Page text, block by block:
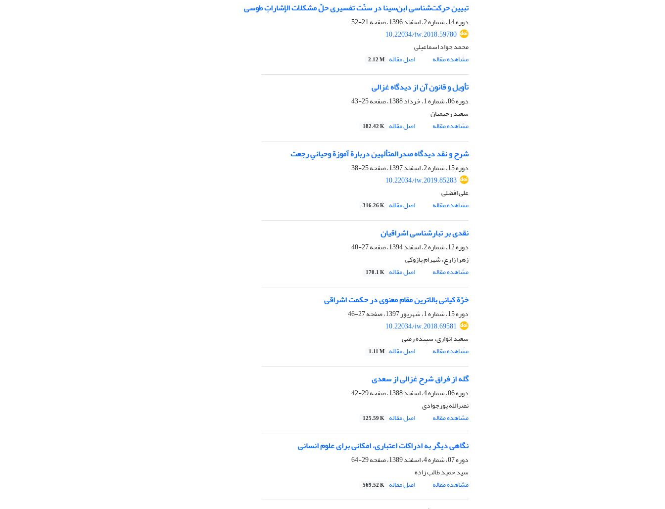
تبیین حرکت‌شناسی ابن‌سینا در سنّت تفسیری حلّ مشکلات الإشاراتِ طوسی
دوره 14، شماره 2، اسفند 1396، صفحه
21-52
10.22034/iw.2018.59780
محمد جواد اسماعیلی
مشاهده مقاله
اصل مقاله 2.12 M
تأویل و قانون آن از دیدگاه غزالی
دوره 06، شماره 1، خرداد 1388، صفحه
25-43
سعید رحیمیان
مشاهده مقاله
اصل مقاله 182.42 K
شرح و نقد دیدگاه صدرالمتألهین دربارة آموزة وحیانیِ رجعت
دوره 15، شماره 2، اسفند 1397، صفحه
25-38
10.22034/iw.2019.85283
علی افضلی
مشاهده مقاله
اصل مقاله 316.26 K
نقدی بر تبارشناسی اشراقیان
دوره 12، شماره 2، اسفند 1394، صفحه
27-40
زهرا زارع، شهرام پازوکی
مشاهده مقاله
اصل مقاله 170.1 K
خرّة کیانی بالاترین مقام معنوی در حکمت اشراقی
دوره 15، شماره 1، شهریور 1397، صفحه
27-46
10.22034/iw.2018.69581
سعید انواری، سپیده رضی
مشاهده مقاله
اصل مقاله 1.11 M
گله از فراق شرح غزالی از سعدی
دوره 06، شماره 4، اسفند 1388، صفحه
29-42
نصرالله پورجوادی
مشاهده مقاله
اصل مقاله 125.59 K
نگاهی دیگر به ادراکات اعتباری، امکانی برای علوم انسانی
دوره 07، شماره 4، اسفند 1389، صفحه
29-64
سید حمید طالب زاده
مشاهده مقاله
اصل مقاله 569.52 K